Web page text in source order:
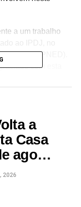
a um trabalho
Desporto (PNED).
com esta
novamente
da
e felicita todos
#noticias
a
Casa
ago…
2026